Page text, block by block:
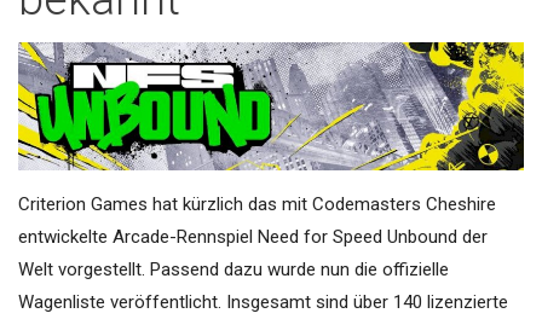
Criterion Games hat kürzlich das mit Codemasters Cheshire
entwickelte Arcade-Rennspiel Need for Speed Unbound der
Welt vorgestellt. Passend dazu wurde nun die offizielle
Wagenliste veröffentlicht. Insgesamt sind über 140 lizenzierte